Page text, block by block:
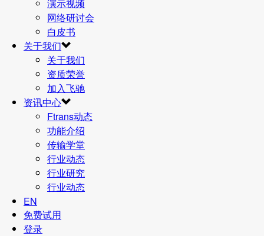
演示视频
网络研讨会
白皮书
关于我们
关于我们
资质荣誉
加入飞驰
资讯中心
Ftrans动态
功能介绍
传输学堂
行业动态
行业研究
行业动态
EN
免费试用
登录